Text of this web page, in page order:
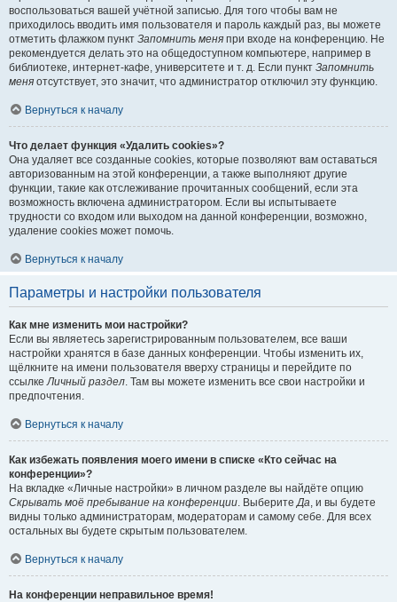
воспользоваться вашей учётной записью. Для того чтобы вам не
приходилось вводить имя пользователя и пароль каждый раз, вы можете
отметить флажком пункт Запомнить меня при входе на конференцию. Не
рекомендуется делать это на общедоступном компьютере, например в
библиотеке, интернет-кафе, университете и т. д. Если пункт Запомнить
меня отсутствует, это значит, что администратор отключил эту функцию.
Вернуться к началу
Что делает функция «Удалить cookies»?
Она удаляет все созданные cookies, которые позволяют вам оставаться
авторизованным на этой конференции, а также выполняют другие
функции, такие как отслеживание прочитанных сообщений, если эта
возможность включена администратором. Если вы испытываете
трудности со входом или выходом на данной конференции, возможно,
удаление cookies может помочь.
Вернуться к началу
Параметры и настройки пользователя
Как мне изменить мои настройки?
Если вы являетесь зарегистрированным пользователем, все ваши
настройки хранятся в базе данных конференции. Чтобы изменить их,
щёлкните на имени пользователя вверху страницы и перейдите по
ссылкеЛичный раздел. Там вы можете изменить все свои настройки и
предпочтения.
Вернуться к началу
Как избежать появления моего имени в списке «Кто сейчас на
конференции»?
На вкладке «Личные настройки» в личном разделе вы найдёте опцию
Скрывать моё пребывание на конференции. ВыберитеДа, и вы будете
видны только администраторам, модераторам и самому себе. Для всех
остальных вы будете скрытым пользователем.
Вернуться к началу
На конференции неправильное время!